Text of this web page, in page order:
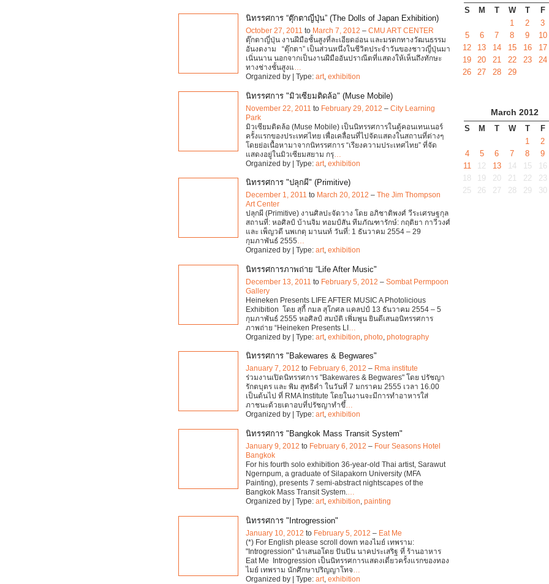
นิทรรศการ “ตุ๊กตาญี่ปุ่น” (The Dolls of Japan Exhibition)
October 27, 2011 to March 7, 2012 – CMU ART CENTER
ตุ๊กตาญี่ปุ่น งานฝีมือชั้นสูงที่ละเอียดอ่อน และมรดกทางวัฒนธรรม
อันงดงาม “ตุ๊กตา” เป็นส่วนหนึ่งในชีวิตประจำวันของชาวญี่ปุ่นมา
เนิ่นนาน นอกจากเป็นงานฝีมืออันปราณีตที่แสดงให้เห็นถึงทักษะ
ทางช่างชั้นสูงแ…
Organized by | Type: art, exhibition
นิทรรศการ "มิวเซียมติดล้อ" (Muse Mobile)
November 22, 2011 to February 29, 2012 – City Learning
Park
มิวเซียมติดล้อ (Muse Mobile) เป็นนิทรรศการในตู้คอนเทนเนอร์
ครั้งแรกของประเทศไทย เพื่อเคลื่อนที่ไปจัดแสดงในสถานที่ต่างๆ
โดยย่อเนื้อหามาจากนิทรรศการ “เรียงความประเทศไทย” ที่จัด
แสดงอยู่ในมิวเซียมสยาม กรุ
Organized by | Type: art exhibition
นิทรรศการ "ปลุกผี" (Primitive)
December 1, 2011 to March 20, 2012 – The Jim Thompson
Art Center
ปลุกผี (Primitive) งานศิลปะจัดวาง โดย อภิชาติพงศ์ วีระเศรษฐกุล
สถานที่: หอศิลป์ บ้านจิม ทอมป์สัน ทีมภัณฑารักษ์: กฤติยา กาวีวงศ์
และ เพ็ญวดี นพเกตุ มานนท์ วันที่: 1 ธันวาคม 2554 – 29
กุมภาพันธ์ 2555…
Organized by | Type: art, exhibition
นิทรรศการภาพถ่าย “Life After Music"
December 13, 2011 to February 5, 2012 – Sombat Permpoon
Gallery
Heineken Presents LIFE AFTER MUSIC A Photolicious
Exhibition โดย สุกี้ กมล สุโกศล แคลปป์ 13 ธันวาคม 2554 – 5
กุมภาพันธ์ 2555 หอศิลป์ สมบัติ เพิ่มพูน ยินดีเสนอนิทรรศการ
ภาพถ่าย “Heineken Presents LI…
Organized by | Type: art, exhibition, photo, photography
นิทรรศการ "Bakewares & Begwares"
January 7, 2012 to February 6, 2012 – Rma institute
ร่วมงานเปิดนิทรรศการ "Bakewares & Begwares" โดย ปรัชญา
รักตบุตร และ พิม สุทธิคำ ในวันที่ 7 มกราคม 2555 เวลา 16.00
เป็นต้นไป ที่ RMA Institute โดยในงานจะมีการทำอาหารใส่
ภาชนะด้วยเตาอบที่ปรัชญาทำขึ้…
Organized by | Type: art, exhibition
นิทรรศการ "Bangkok Mass Transit System"
January 9, 2012 to February 6, 2012 – Four Seasons Hotel
Bangkok
For his fourth solo exhibition 36-year-old Thai artist, Sarawut
Ngernpum, a graduate of Silapakorn University (MFA
Painting), presents 7 semi-abstract nightscapes of the
Bangkok Mass Transit System.…
Organized by | Type: art, exhibition, painting
นิทรรศการ "Introgression"
January 10, 2012 to February 5, 2012 – Eat Me
(*) For English please scroll down ทองไมย์ เทพราม:
"Introgression" นำเสนอโดย ปันปัน นาคประเสริฐ ที่ ร้านอาหาร
Eat Me Introgression เป็นนิทรรศการแสดงเดี่ยวครั้งแรกของทอง
ไมย์ เทพราม นักศึกษาปริญญาโทจ
Organized by | Type: art exhibition
S M T W T F
1
2 3
5
6 7 8 9 10
12
13 14 15 16 17
19
20 21 22 23 24
26
27 28 29
March 2012
S M T W T F
1
2
4
5 6 7 8 9
11
12 13 14 15 16
18
19 20 21 22 23
25
26 27 28 29 30